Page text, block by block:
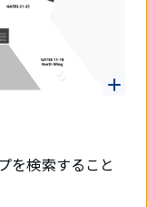
を検索すること